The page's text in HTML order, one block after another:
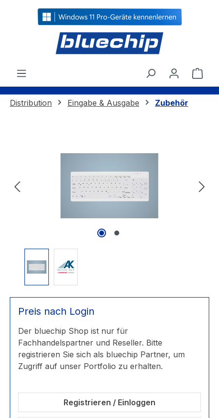
springen
Distribution Eingabe & Ausgabe Zubehör
Preis nach Login
Der bluechip Shop ist nur für
Fachhandelspartner und Reseller. Bitte
registrieren Sie sich als bluechip Partner, um
Zugriff auf unser Portfolio zu erhalten.
Registrieren / Einloggen